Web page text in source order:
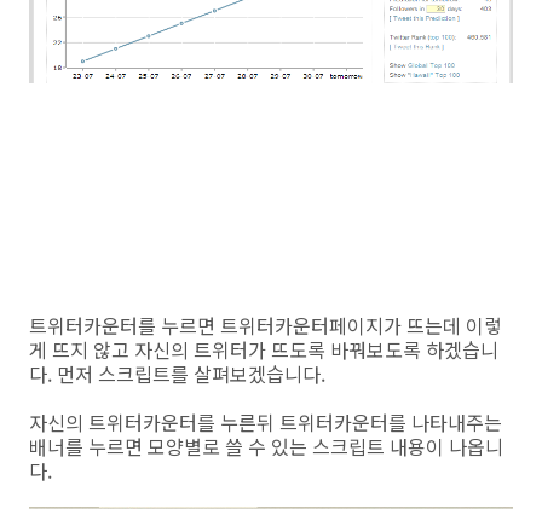
트위터카운터를 누르면 트위터카운터페이지가 뜨는데 이렇
게 뜨지 않고 자신의 트위터가 뜨도록 바꿔보도록 하겠습니
다. 먼저 스크립트를 살펴보겠습니다.
자신의 트위터카운터를 누른뒤 트위터카운터를 나타내주는
배너를 누르면 모양별로 쓸 수 있는 스크립트 내용이 나옵니
다.